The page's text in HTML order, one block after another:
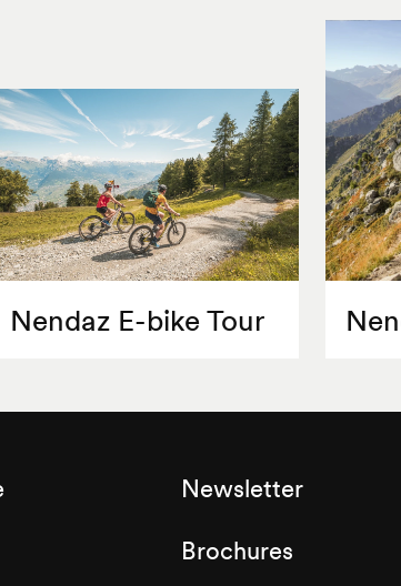
Nendaz E-bike Tour
Newsletter
Brochures